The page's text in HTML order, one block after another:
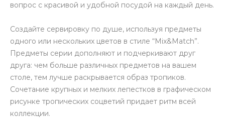
вопрос с красивой и удобной посудой на каждый день.
Создайте сервировку по душе, используя предметы
одного или нескольких цветов в стиле “Mix&Match”.
Предметы серии дополняют и подчеркивают друг
друга: чем больше различных предметов на вашем
столе, тем лучше раскрывается образ тропиков.
Сочетание крупных и мелких лепестков в графическом
рисунке тропических соцветий придает ритм всей
коллекции.